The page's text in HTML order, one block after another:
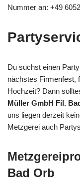
Nummer an: +49
Du suchst einen
nächstes Firmenfest,
Hochzeit? Dann
Müller GmbH Fil.
uns liegen derzeit
Metzgerei auch
Bad Orb